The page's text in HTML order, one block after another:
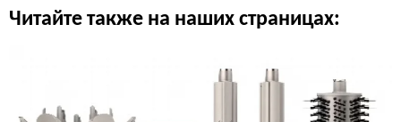
Читайте также на наших страницах: